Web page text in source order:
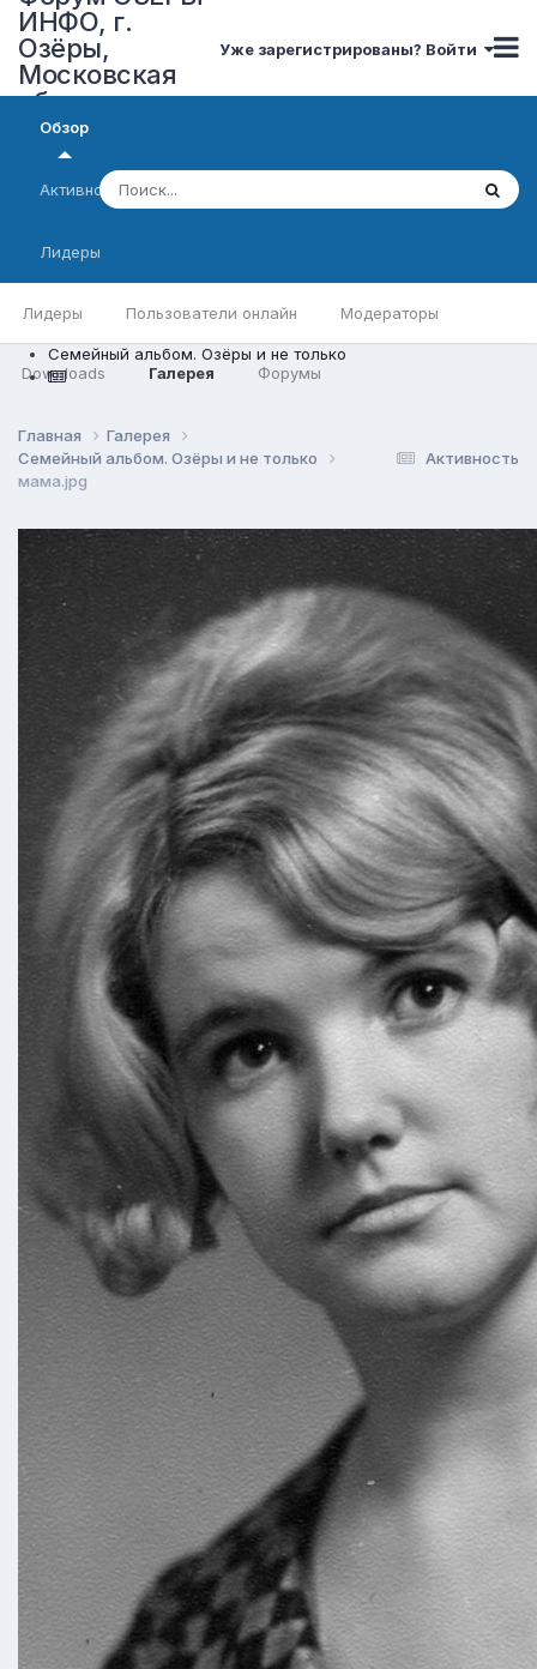
ИНФО, г.
Озёры,
Московская
область
Уже зарегистрированы? Войти
Обзор
Лидеры Пользователи онлайн Модераторы
Downloads Галерея Форумы
Активность
Лидеры
Семейный альбом. Озёры и не только
Активность
Главная
Галерея
Семейный альбом. Озёры и не только
мама.jpg